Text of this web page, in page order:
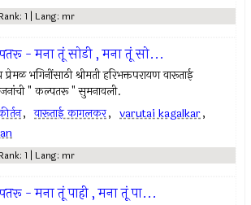
1 | Lang: mr
- मना तूं सोडी , मना तूं सो...
भगिनींसाठी श्रीमती हरिभक्तपरायण वारूताई
" कल्पतरू " सुमनावली.
, वारूताई कागलकर, varutai kagalkar,
1 | Lang: mr
- मना तूं पाही , मना तूं पा...